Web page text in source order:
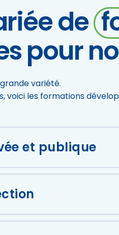
de
pour
variété.
voici les formations
et publique